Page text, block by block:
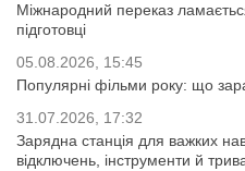
Міжнародний переказ
підготовці
05.08.2026, 15:45
Популярні фільми року: що
31.07.2026, 17:32
Зарядна станція для важких
відключень, інструменти й